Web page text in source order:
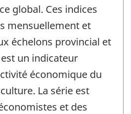
global. Ces indices
mensuellement et
échelons provincial et
un indicateur
économique du
La série est
et des